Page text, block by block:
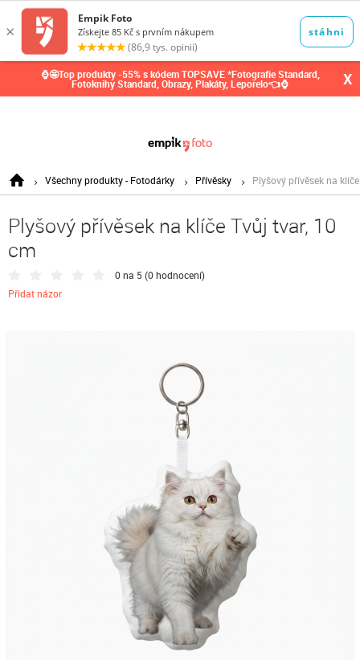
⌚🤩Top produkty -55% s kódem TOPSAVE *Fotografie Standard,
Fotoknihy Standard, Obrazy, Plakáty, Leporelo👈⌚ X
Všechny produkty - Fotodárky Přívěsky Plyšový přívěsek na
Plyšový přívěsek na klíče Tvůj tvar, 10
cm
0 na 5 (0 hodnocení)
Přidat názor